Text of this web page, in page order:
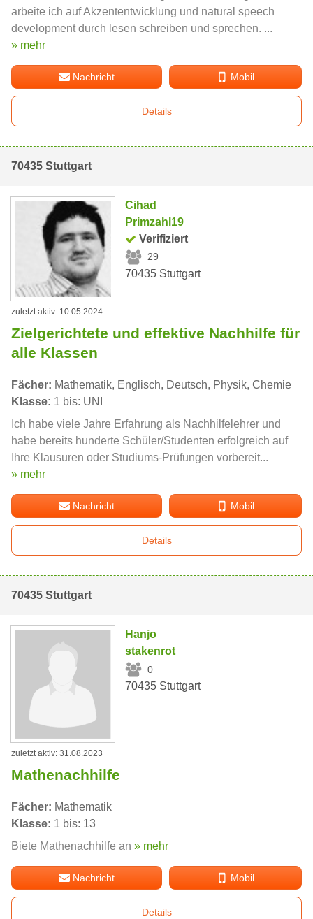
arbeite ich auf Akzententwicklung und natural speech
development durch lesen schreiben und sprechen. ...
» mehr
Nachricht Mobil
Details
70435 Stuttgart
Cihad
Primzahl19
Verifiziert
29
70435 Stuttgart
zuletzt aktiv: 10.05.2024
Zielgerichtete und effektive Nachhilfe für
alle Klassen
Fächer: Mathematik, Englisch, Deutsch, Physik, Chemie
Klasse: 1 bis: UNI
Ich habe viele Jahre Erfahrung als Nachhilfelehrer und
habe bereits hunderte Schüler/Studenten erfolgreich auf
Ihre Klausuren oder Studiums-Prüfungen vorbereit...
» mehr
Nachricht Mobil
Details
70435 Stuttgart
Hanjo
stakenrot
0
70435 Stuttgart
zuletzt aktiv: 31.08.2023
Mathenachhilfe
Fächer: Mathematik
Klasse: 1 bis: 13
Biete Mathenachhilfe an » mehr
Nachricht Mobil
Details